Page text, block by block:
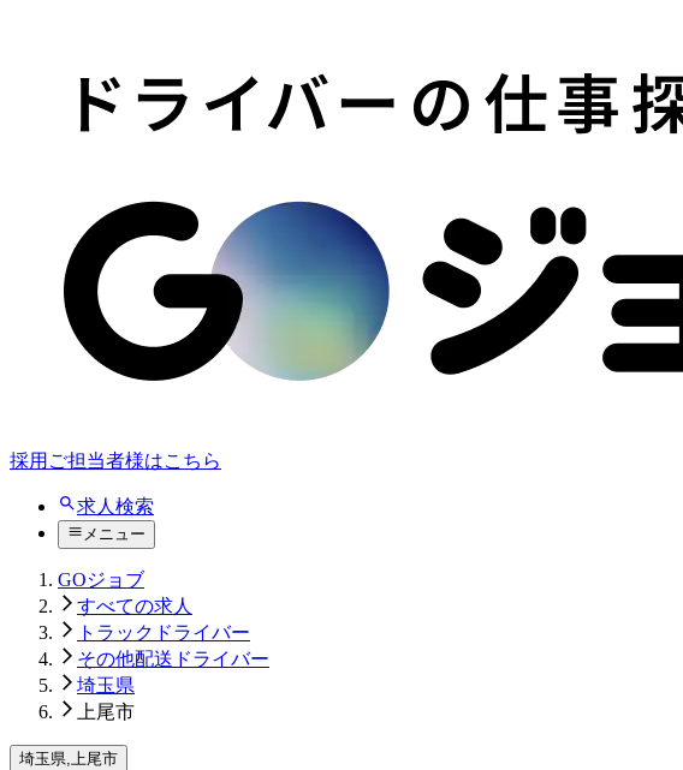
採用ご担当者様はこちら
求人検索
メニュー
GOジョブ
すべての求人
トラックドライバー
その他配送ドライバー
埼玉県
上尾市
埼玉県,上尾市